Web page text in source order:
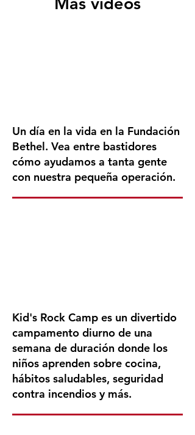
Un día en la vida en la Fundación
Bethel. Vea entre bastidores
cómo ayudamos a tanta gente
con nuestra pequeña operación.
Kid's Rock Camp es un divertido
campamento diurno de una
semana de duración donde los
niños aprenden sobre cocina,
hábitos saludables, seguridad
contra incendios y más.